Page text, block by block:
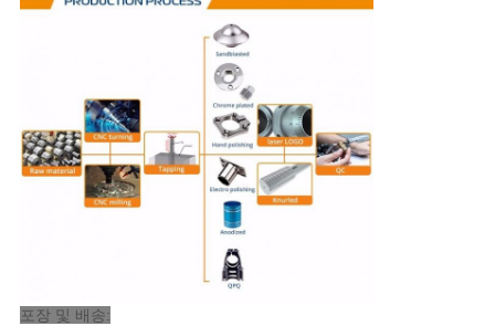
책
포장 및 배송: